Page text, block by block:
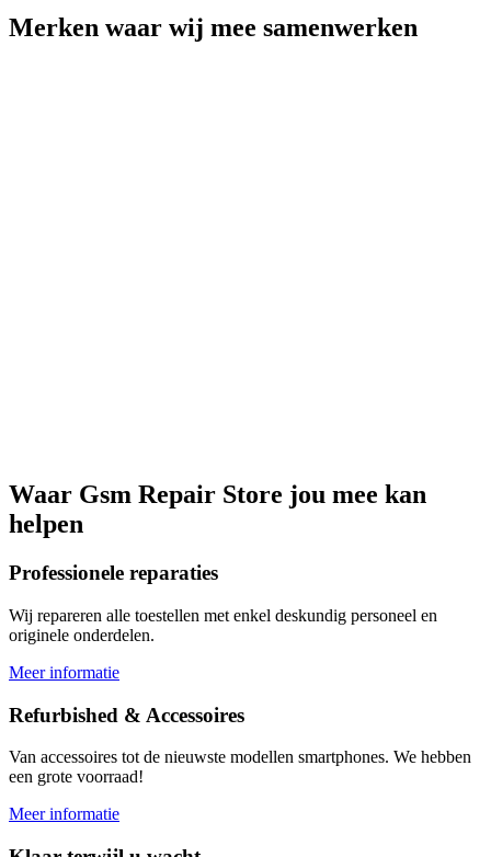
Merken waar wij mee samenwerken
Waar Gsm Repair Store jou mee kan
helpen
Professionele reparaties
Wij repareren alle toestellen met enkel deskundig personeel en
originele onderdelen.
Meer informatie
Refurbished & Accessoires
Van accessoires tot de nieuwste modellen smartphones. We hebben
een grote voorraad!
Meer informatie